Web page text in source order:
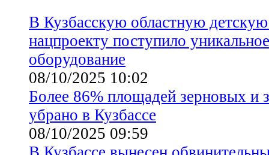
В Кузбасскую областную
нацпроекту поступило
оборудование
08/10/2025 10:02
Более 86% площадей зерновых и
убрано в Кузбассе
08/10/2025 09:59